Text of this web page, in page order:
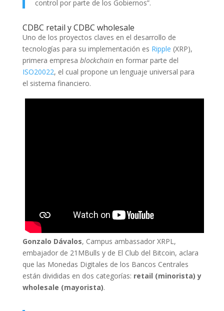
control por parte de los Gobiernos”.
CDBC retail y CDBC wholesale
Uno de los proyectos claves en el desarrollo de
tecnologías para su implementación es Ripple (XRP),
primera empresa blockchain en formar parte del
ISO20022, el cual propone un lenguaje universal para
el sistema financiero.
Gonzalo Dávalos, Campus ambassador XRPL,
embajador de 21MBulls y de El Club del Bitcoin, aclara
que las Monedas Digitales de los Bancos Centrales
están divididas en dos categorías: retail (minorista) y
wholesale (mayorista).